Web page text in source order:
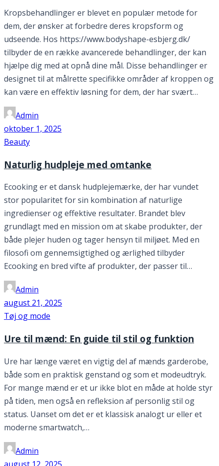
Kropsbehandlinger er blevet en populær metode for
dem, der ønsker at forbedre deres kropsform og
udseende. Hos https://www.bodyshape-esbjerg.dk/
tilbyder de en række avancerede behandlinger, der kan
hjælpe dig med at opnå dine mål. Disse behandlinger er
designet til at målrette specifikke områder af kroppen og
kan være en effektiv løsning for dem, der har svært…
Admin
oktober 1, 2025
Beauty
Naturlig hudpleje med omtanke
Ecooking er et dansk hudplejemærke, der har vundet
stor popularitet for sin kombination af naturlige
ingredienser og effektive resultater. Brandet blev
grundlagt med en mission om at skabe produkter, der
både plejer huden og tager hensyn til miljøet. Med en
filosofi om gennemsigtighed og ærlighed tilbyder
Ecooking en bred vifte af produkter, der passer til…
Admin
august 21, 2025
Tøj og mode
Ure til mænd: En guide til stil og funktion
Ure har længe været en vigtig del af mænds garderobe,
både som en praktisk genstand og som et modeudtryk.
For mange mænd er et ur ikke blot en måde at holde styr
på tiden, men også en refleksion af personlig stil og
status. Uanset om det er et klassisk analogt ur eller et
moderne smartwatch,…
Admin